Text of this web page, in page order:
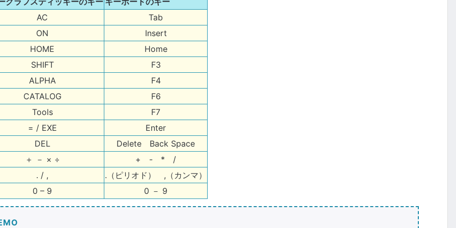
AC
Tab
ON
Insert
HOME
Home
SHIFT
F3
ALPHA
F4
CATALOG
F6
Tools
F7
= / EXE
Enter
DEL
Delete Back Space
＋ － × ÷
+ - * /
. / ,
.（ピリオド） ,（カンマ）
0 – 9
0 － 9